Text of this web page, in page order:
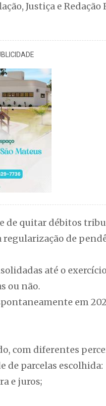
Justiça e
de quitar débitos
de
até o
ou não.
em
com diferentes
de parcelas escolhida:
e juros;